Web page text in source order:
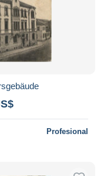
Profesional